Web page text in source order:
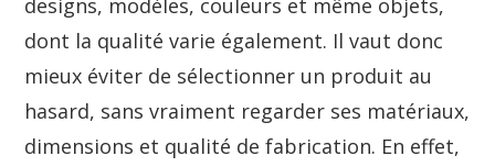
designs, modèles, couleurs et même objets,
dont la qualité varie également. Il vaut donc
mieux éviter de sélectionner un produit au
hasard, sans vraiment regarder ses matériaux,
dimensions et qualité de fabrication. En effet,